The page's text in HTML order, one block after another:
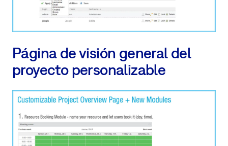
Página de visión general del
proyecto personalizable